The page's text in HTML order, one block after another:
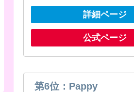
詳細ページ
公式ページ
第6位：Pappy